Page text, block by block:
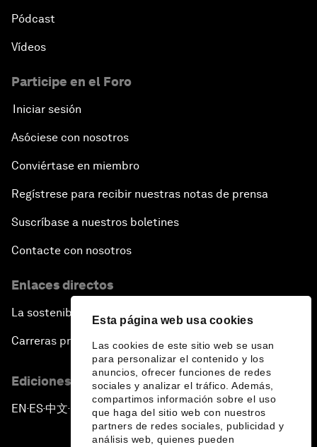
Esta página web usa cookies
Las cookies de este sitio web se usan
para personalizar el contenido y los
anuncios, ofrecer funciones de redes
sociales y analizar el tráfico. Además,
compartimos información sobre el uso
que haga del sitio web con nuestros
partners de redes sociales, publicidad y
análisis web, quienes pueden
Pódcast
Vídeos
Participe en el Foro
Iniciar sesión
Asóciese con nosotros
Conviértase en miembro
Regístrese para recibir nuestras notas de prensa
Suscríbase a nuestros boletines
Contacte con nosotros
Enlaces directos
La sostenibilidad en el Foro
Carreras profesionales
Ediciones en otros idiomas
EN ▪ ES▪中文▪ 日本語